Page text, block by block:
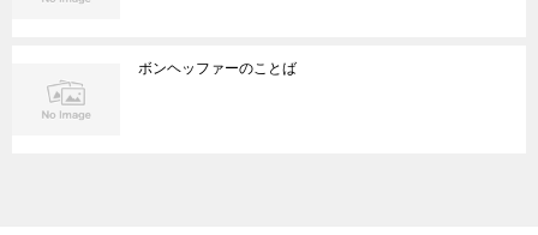
ボンヘッファーのことば